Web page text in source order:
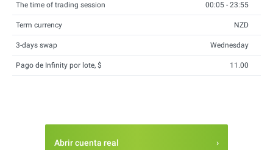
The time of trading session 00:05 - 23:55
Term currency NZD
3-days swap Wednesday
Pago de Infinity por lote, $ 11.00
Abrir cuenta real